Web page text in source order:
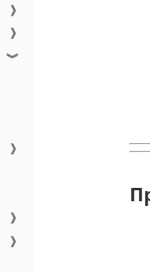
❱
❱
❱
❱
❱
❱